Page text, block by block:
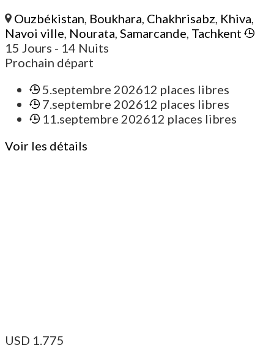
Ouzbékistan, Boukhara, Chakhrisabz, Khiva,
Navoi ville, Nourata, Samarcande, Tachkent
15 Jours - 14 Nuits
Prochain départ
5.septembre 202612 places libres
7.septembre 202612 places libres
11.septembre 202612 places libres
Voir les détails
USD 1.775